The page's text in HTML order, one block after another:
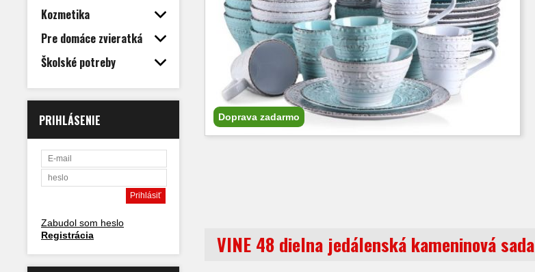
Kozmetika
Pre domáce zvieratká
Školské potreby
PRIHLÁSENIE
Zabudol som heslo
Registrácia
Doprava zadarmo
VINE 48 dielna jedálenská kameninová sada